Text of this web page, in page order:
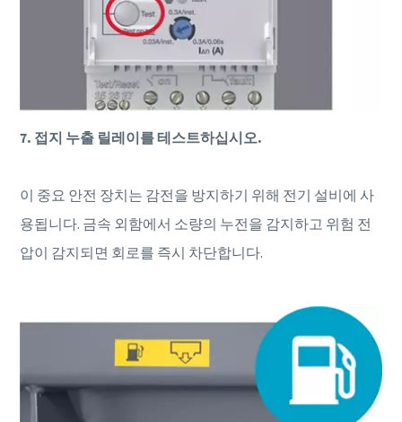
7. 접지 누출 릴레이를 테스트하십시오.
이 중요 안전 장치는 감전을 방지하기 위해 전기 설비에 사
용됩니다. 금속 외함에서 소량의 누전을 감지하고 위험 전
압이 감지되면 회로를 즉시 차단합니다.